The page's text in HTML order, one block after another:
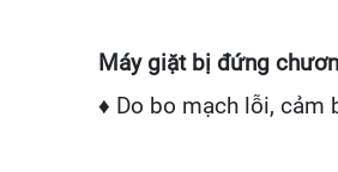
Máy giặt bị đứng
♦ Do bo mạch lỗi, cảm